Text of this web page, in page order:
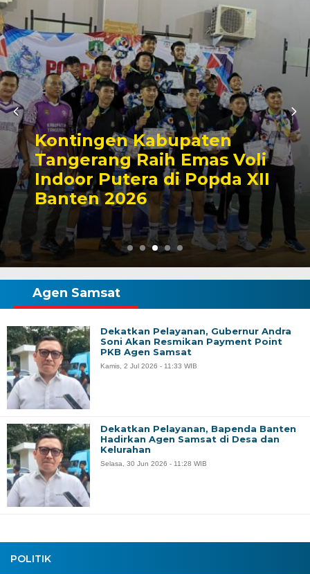
Kontingen Kabupaten
Tangerang Raih Emas Voli
Indoor Putera di Popda XII
Banten 2026
POLITIK
Agen Samsat
Dekatkan Pelayanan, Gubernur Andra
Soni Akan Resmikan Payment Point
PKB Agen Samsat
Kamis, 2 Jul 2026 - 11:33 WIB
Dekatkan Pelayanan, Bapenda Banten
Hadirkan Agen Samsat di Desa dan
Kelurahan
Selasa, 30 Jun 2026 - 11:28 WIB